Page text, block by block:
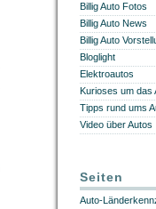
Billig Auto Fotos
Billig Auto News
Billig Auto
Bloglight
Elektroautos
Kurioses um das
Tipps rund ums
Video über Autos
Seiten
Auto-